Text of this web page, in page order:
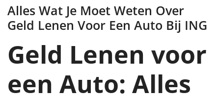
Alles Wat Je Moet Weten Over
Geld Lenen Voor Een Auto Bij ING
Geld Lenen voor
een Auto: Alles